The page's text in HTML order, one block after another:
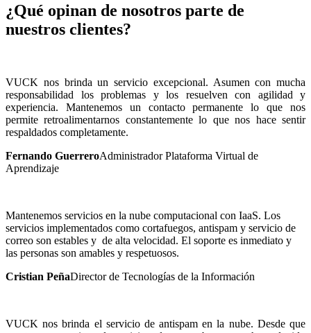
¿Qué opinan de nosotros parte de
nuestros clientes?
VUCK nos brinda un servicio excepcional. Asumen con mucha
responsabilidad los problemas y los resuelven con agilidad y
experiencia. Mantenemos un contacto permanente lo que nos
permite retroalimentarnos constantemente lo que nos hace sentir
respaldados completamente.
Fernando GuerreroAdministrador Plataforma Virtual de
Aprendizaje
Mantenemos servicios en la nube computacional con IaaS. Los
servicios implementados como cortafuegos, antispam y servicio de
correo son estables y de alta velocidad. El soporte es inmediato y
las personas son amables y respetuosos.
Cristian PeñaDirector de Tecnologías de la Información
VUCK nos brinda el servicio de antispam en la nube. Desde que